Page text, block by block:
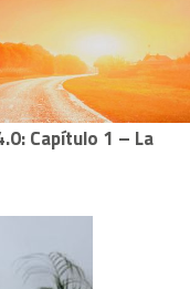
Capítulo 1 – La